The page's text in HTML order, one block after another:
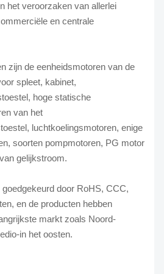
het veroorzaken van allerlei
en centrale
zijn de eenheidsmotoren van de
spleet, kabinet,
hoge statische
van het
luchtkoelingsmotoren, enige
soorten pompmotoren, PG motor
gelijkstroom.
door RoHS, CCC,
en de producten hebben
markt zoals Noord-
in het oosten.